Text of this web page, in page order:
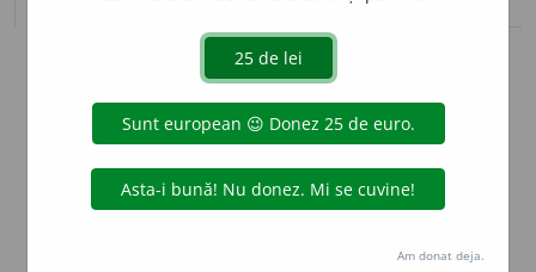
info
Aceste definiții sunt compilate de
echipa dexonline. Definițiile
originale se află pe filadefiniții.
preferințe
Am donat deja.